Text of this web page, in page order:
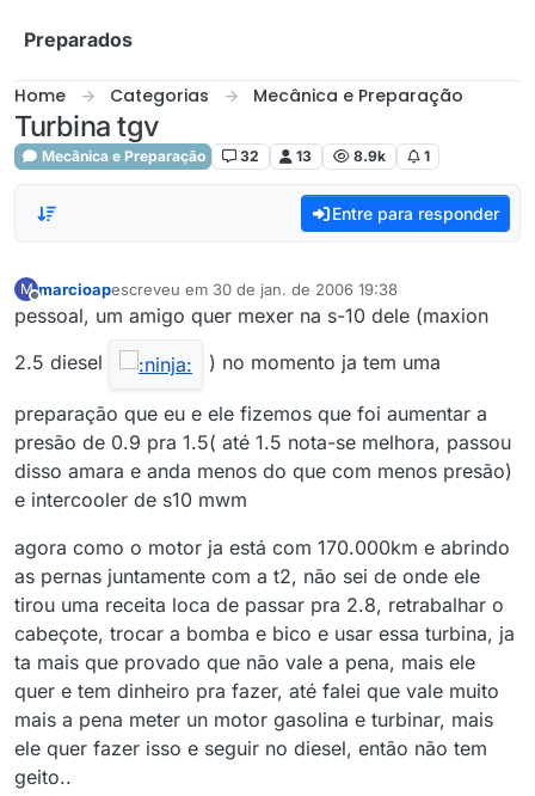
Preparados
Home Categorias Mecânica e Preparação
Turbina tgv
Mecânica e Preparação 32 13 8.9k 1
Entre para responder
M
Offline
marcioapescreveu em 30 de jan. de 2006 19:38
última edição por
pessoal, um amigo quer mexer na s-10 dele (maxion
2.5 diesel
) no momento ja tem uma
preparação que eu e ele fizemos que foi aumentar a
presão de 0.9 pra 1.5( até 1.5 nota-se melhora, passou
disso amara e anda menos do que com menos presão)
e intercooler de s10 mwm
agora como o motor ja está com 170.000km e abrindo
as pernas juntamente com a t2, não sei de onde ele
tirou uma receita loca de passar pra 2.8, retrabalhar o
cabeçote, trocar a bomba e bico e usar essa turbina, ja
ta mais que provado que não vale a pena, mais ele
quer e tem dinheiro pra fazer, até falei que vale muito
mais a pena meter un motor gasolina e turbinar, mais
ele quer fazer isso e seguir no diesel, então não tem
geito..